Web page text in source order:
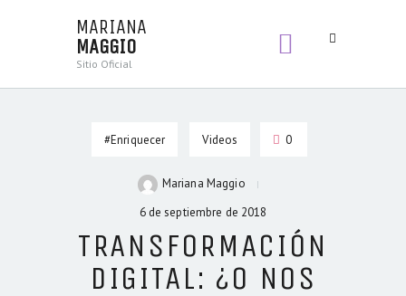
MARIANA
MAGGIO
Sitio Oficial
#Enriquecer Videos 0
Mariana Maggio
6 de septiembre de 2018
TRANSFORMACIÓN
DIGITAL: ¿O NOS
MAGGIO
BIENVENIDA
SECCIONES
CONTENIDOS